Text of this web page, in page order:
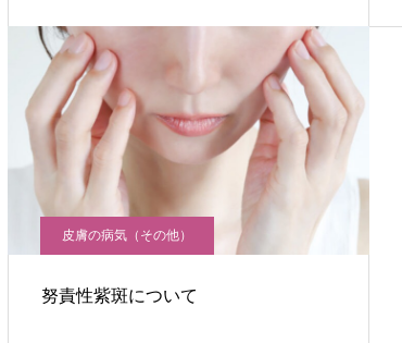
皮膚の病気（その他）
努責性紫斑について